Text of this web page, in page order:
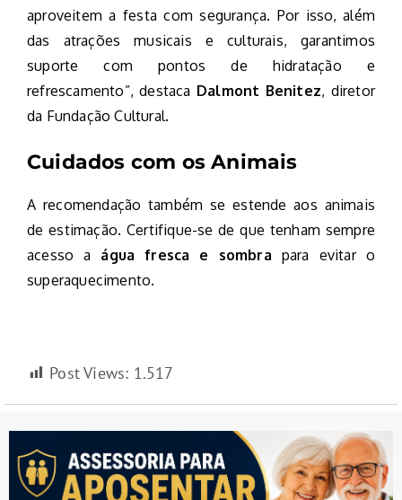
aproveitem a festa com segurança. Por isso, além
das atrações musicais e culturais, garantimos
suporte com pontos de hidratação e
refrescamento”, destaca Dalmont Benitez, diretor
da Fundação Cultural.
Cuidados com os Animais
A recomendação também se estende aos animais
de estimação. Certifique-se de que tenham sempre
acesso a água fresca e sombra para evitar o
superaquecimento.
Post Views: 1.517